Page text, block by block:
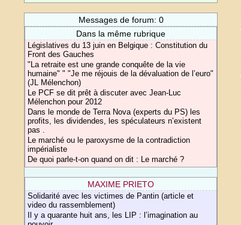
Messages de forum: 0
Dans la même rubrique
Législatives du 13 juin en Belgique : Constitution du
Front des Gauches
"La retraite est une grande conquête de la vie
humaine" " "Je me réjouis de la dévaluation de l’euro"
(JL Mélenchon)
Le PCF se dit prêt à discuter avec Jean-Luc
Mélenchon pour 2012
Dans le monde de Terra Nova (experts du PS) les
profits, les dividendes, les spéculateurs n’existent
pas .
Le marché ou le paroxysme de la contradiction
impérialiste
De quoi parle-t-on quand on dit : Le marché ?
MAXIME PRIETO
Solidarité avec les victimes de Pantin (article et
video du rassemblement)
Il y a quarante huit ans, les LIP : l’imagination au